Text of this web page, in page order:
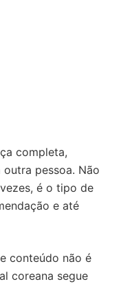
completa,
pessoa. Não
é o tipo de
e até
conteúdo não é
coreana segue